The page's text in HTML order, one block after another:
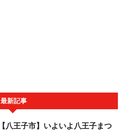
最新記事
【八王子市】いよいよ八王子まつ